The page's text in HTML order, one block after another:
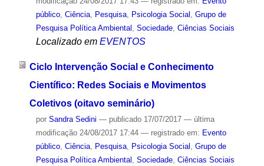
público, Ciência, Pesquisa, Psicologia Social , Grupo de
Pesquisa Política Ambiental , Sociedade, Ciências Sociais
Localizado em EVENTOS
Ciclo Intervenção Social e Conhecimento
Científico: Redes Sociais e Movimentos
Coletivos (oitavo seminário)
por Sandra Sedini — publicado17/07/2017 — última
modificação24/08/2017 17:44 — registrado em: Evento
público, Ciência, Pesquisa, Psicologia Social Grupo de
Pesquisa Política Ambiental Sociedade, Ciências Sociais